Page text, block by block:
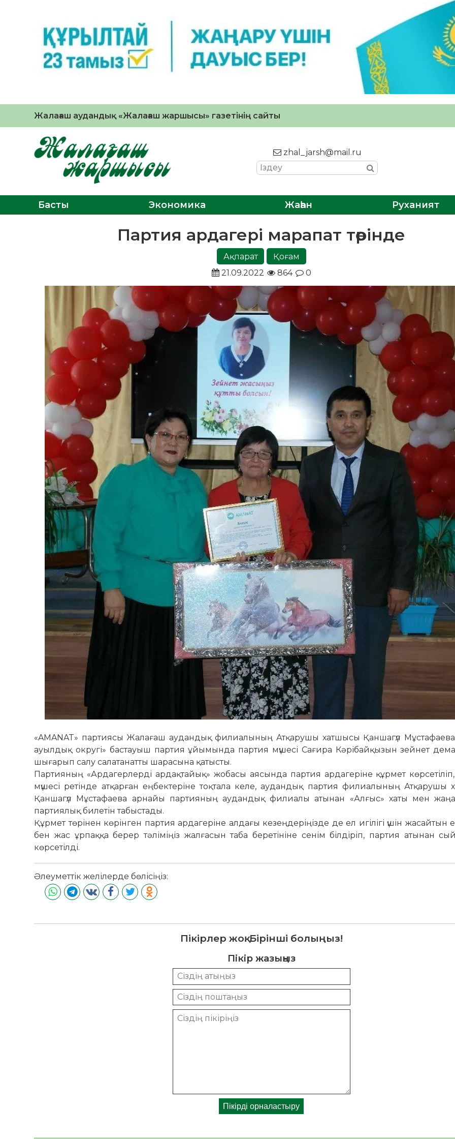
Жалағаш аудандық «Жалағаш жаршысы» газетінің сайты
zhal_jarsh@mail.ru
Басты Экономика Жаһан Руханият
Партия ардагері марапат төрінде
Ақпарат
Қоғам
21.09.2022
864 0
«AMANAT» партиясы Жалағаш аудандық филиалының Атқарушы хатшысы Қаншагүл
ауылдық округі» бастауыш партия ұйымында партия мүшесі Сағира Кәрібайқызын зейнет
шығарып салу салатанатты шарасына қатысты.
Партияның «Ардагерлерді ардақтайық» жобасы аясында партия ардагеріне құрмет
мүшесі ретінде атқарған еңбектеріне тоқтала келе, аудандық партия филиалының Атқарушы
Қаншагүл Мұстафаева арнайы партияның аудандық филиалы атынан «Алғыс» хаты мен жаңа
партиялық билетін табыстады.
Құрмет төрінен көрінген партия ардагеріне алдағы кезеңдеріңізде де ел игілігі үшін жасайтын
бен жас ұрпаққа берер тәліміңіз жалғасын таба беретініне сенім білдіріп, партия атынан
көрсетілді.
Әлеуметтік желілерде бөлісіңіз:
Пікірлер жоқ. Бірінші болыңыз!
Пікір жазыңыз